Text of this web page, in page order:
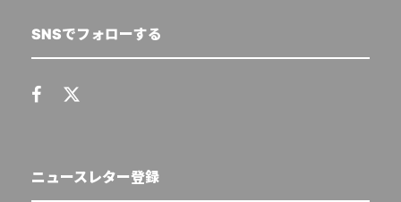
SNSでフォローする
ニュースレター登録